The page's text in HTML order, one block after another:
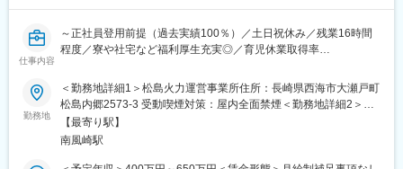
東京電力など大手へ電力・エネルギーを安定供給。
火力発電所の副産物をセメント原料や肥料として活用するなど、
変更の範囲：会社の定める業務
▼16:00打ち合わせ、社内会議 他
▼17:00頃 退社
■就業環境について：
◇土日祝休み／年間休日123日
◇平均の有給休暇取得日数19.6日
◇育児休業取得率100％（2024年度実績）
＊社員の健康と充実した生活に配慮した生産性の高い職場の実現
仕事内容
～正社員登用前提（過去実績100％）／土日祝休み／残業16時間
程度／寮や社宅など福利厚生充実◎／育児休業取得率
備運営のすべてを担う会社です／プライム上場で日本有数の電力
会社である電源開発株式会社の100％子会社～
■業務概要：
同社の管理する火力発電プラントの建築関係（煙突、サイロ、倉
庫、事務所といった建物全般）の点検・保守計画の立案から、補
勤務地
＜勤務地詳細1＞松島火力運営事業所住所：長崎県西海市大瀬戸町
松島内郷2573-3 受動喫煙対策：屋内全面禁煙＜勤務地詳細2＞松
浦火力運営事業所住所：長崎県松浦市志佐町白浜免字瀬崎458-1
受動喫煙対策：屋内全面禁煙変更の範囲：会社の定める事業所
【最寄り駅】
南風崎駅